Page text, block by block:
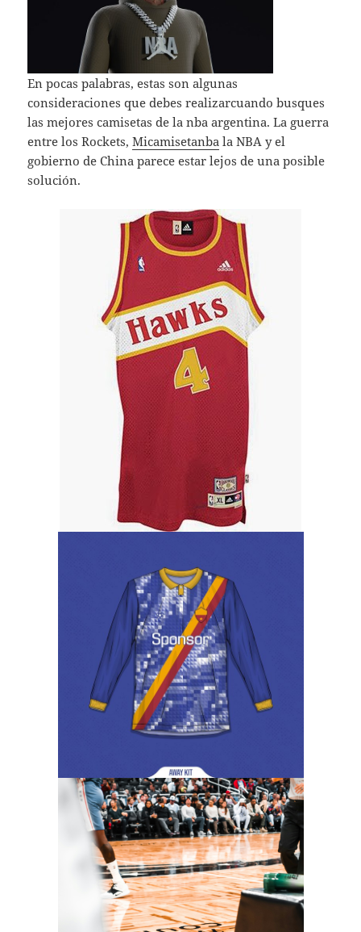
En pocas palabras, estas son algunas
consideraciones que debes realizarcuando busques
las mejores camisetas de la nba argentina. La guerra
entre los Rockets,Micamisetanba la NBA y el
gobierno de China parece estar lejos de una posible
solución.